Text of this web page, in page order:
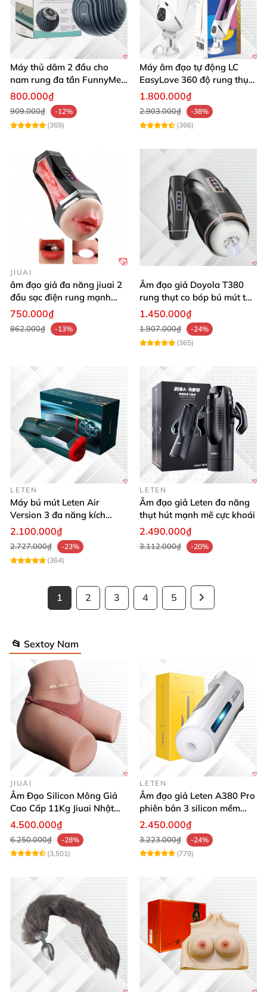
Máy thủ dâm 2 đầu cho
nam rung đa tần FunnyMee
Ngụy trang bóng Pokemon
800.000₫
909.000₫
-12%
(369)
Máy âm đạo tự động LC
EasyLove 360 độ rung thụt
đa chức năng sục mạnh
1.800.000₫
2.903.000₫
-38%
(366)
JIUAI
âm đạo giả đa năng jiuai 2
đầu sạc điện rung mạnh
cao cấp bán chạy
750.000₫
862.000₫ -13%
Âm đạo giả Doyola T380
rung thụt co bóp bú mút tự
động cao cấp
1.450.000₫
1.907.000₫
-24%
(365)
LETEN
Máy bú mút Leten Air
Version 3 đa năng kích
thích cực đỉnh
2.100.000₫
2.727.000₫
-23%
(364)
LETEN
Âm đạo giả Leten đa năng
thụt hút mạnh mẽ cực khoái
2.490.000₫
3.112.000₫ -20%
1 2 3 4 5
📂 Sextoy Nam
JIUAI
Âm Đạo Silicon Mông Giả
Cao Cấp 11Kg Jiuai Nhật
Bản Thật Như
4.500.000₫
6.250.000₫
-28%
(3,501)
LETEN
Âm đạo giả Leten A380 Pro
phiên bản 3 silicon mềm
mại kích thích
2.450.000₫
3.223.000₫
-24%
(779)